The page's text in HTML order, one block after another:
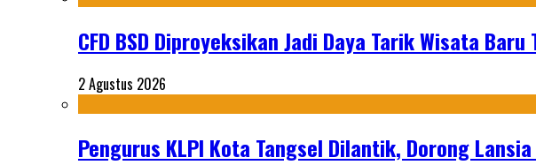
CFD BSD Diproyeksikan Jadi Daya Tarik Wisata
2 Agustus 2026
Pengurus KLPI Kota Tangsel Dilantik, Dorong